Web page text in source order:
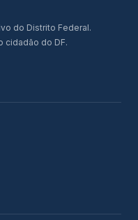
do Distrito Federal.
cidadão do DF.